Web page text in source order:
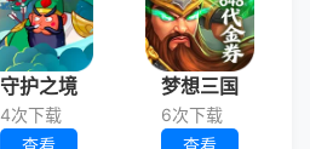
守护之境
4次下载
查看
梦想三国
6次下载
查看